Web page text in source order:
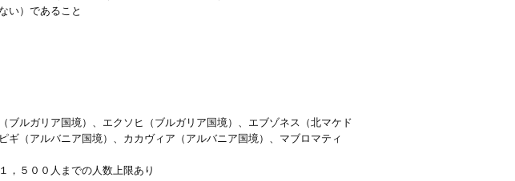
い）であること
ブルガリア国境）、エクソヒ（ブルガリア国境）、エブゾネス（北マケド
（アルバニア国境）、カカヴィア（アルバニア国境）、マブロマティ
，５００人までの人数上限あり